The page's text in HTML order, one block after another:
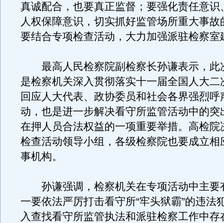
真诚配合，也要真正监督；要强化责任意识
人权保障意识，切实抓好监管场所重大事故
要结合专项检查活动，大力加强派驻检察室
最高人民检察院副检察长孙谦表示，此
是检察机关深入贯彻落实十一届全国人大二
回应人大代表、政协委员和社会各界强烈呼
动，也是进一步解决看守所监管活动中的突
在押人员合法权益的一项重要举措。高检院
检查活动领导小组，各级检察院也要成立相
事机构。
孙谦强调，检察机关在专项活动中主要
一要依法严厉打击看守所“牢头狱霸”的违法
入查找看守所监管执法和派驻检察工作中存